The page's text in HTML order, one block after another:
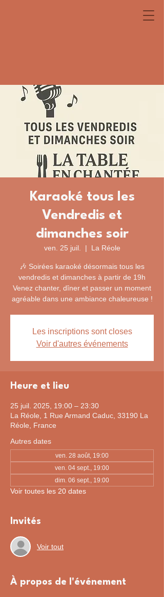
Karaoké tous les
Vendredis et
dimanches soir
ven. 25 juil.
  |
La Réole
🎶 Soirées karaoké désormais tous les
vendredis et dimanches à partir de 19h
Venez chanter, dîner et passer un moment
agréable dans une ambiance chaleureuse !
Les inscriptions sont closes
Voir d'autres événements
Heure et lieu
25 juil. 2025, 19:00 – 23:30
La Réole, 1 Rue Armand Caduc, 33190 La
Réole, France
Autres dates
ven. 28 août, 19:00
ven. 04 sept., 19:00
dim. 06 sept., 19:00
Voir toutes les 20 dates
Invités
Voir tout
À propos de l'événement